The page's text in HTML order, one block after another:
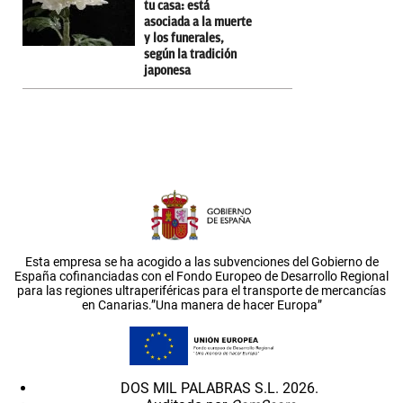
tu casa: está
asociada a la muerte
y los funerales,
según la tradición
japonesa
Esta empresa se ha acogido a las subvenciones del Gobierno de
España cofinanciadas con el Fondo Europeo de Desarrollo Regional
para las regiones ultraperiféricas para el transporte de mercancías
en Canarias.”Una manera de hacer Europa”
DOS MIL PALABRAS S.L. 2026.